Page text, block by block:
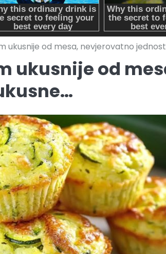
ukusnije od mesa, nevjerovatno
ukusnije od